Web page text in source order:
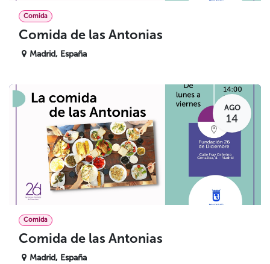
Comida
Comida de las Antonias
Madrid, España
AGO
14
Comida
Comida de las Antonias
Madrid, España